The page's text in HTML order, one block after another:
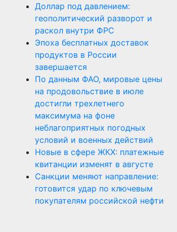
Доллар под давлением:
геополитический разворот и
раскол внутри ФРС
Эпоха бесплатных доставок
продуктов в России
завершается
По данным ФАО, мировые цены
на продовольствие в июле
достигли трехлетнего
максимума на фоне
неблагоприятных погодных
условий и военных действий
Новые в сфере ЖКХ: платежные
квитанции изменят в августе
Санкции меняют направление:
готовится удар по ключевым
покупателям российской нефти